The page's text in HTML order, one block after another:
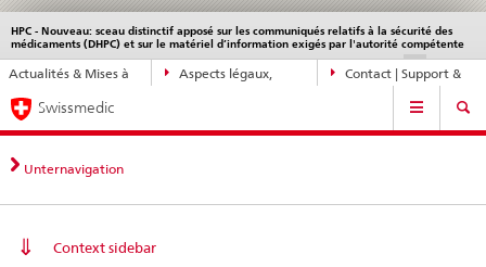
Navigation
directe:
actualités,
bases
juridiques,
contact
Actualités & Mises à
Aspects légaux,
Contact | Support &
HPC - Nouveau: sceau distinctif apposé sur les communiqués relatifs à la sécurité des
médicaments (DHPC) et sur le matériel d’information exigés par l'autorité compétente
DE EN
Service
navigation
Navigation
Swissmedic
Unternavigation
Context sidebar